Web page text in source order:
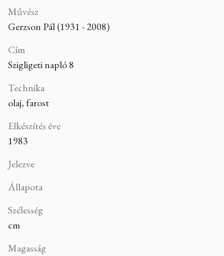
Művész
Gerzson Pál (1931 - 2008)
Cím
Szigligeti napló 8
Technika
olaj, farost
Elkészítés éve
1983
Jelezve
Állapota
Szélesség
cm
Magasság